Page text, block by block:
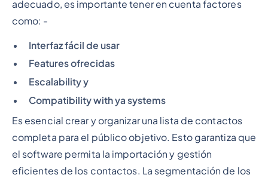
adecuado, es importante tener en cuenta factores
como: -
Interfaz fácil de usar
Features ofrecidas
Escalability y
Compatibility with ya systems
Es esencial crear y organizar una lista de contactos
completa para el público objetivo. Esto garantiza que
el software permita la importación y gestión
eficientes de los contactos. La segmentación de los